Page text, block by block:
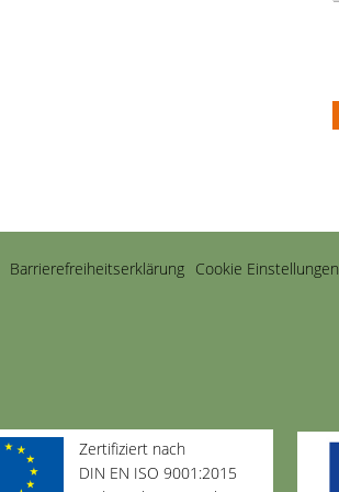
Barriere­freiheits­erklärung Cookie Einstellungen
Zertifiziert nach
DIN EN ISO 9001:2015